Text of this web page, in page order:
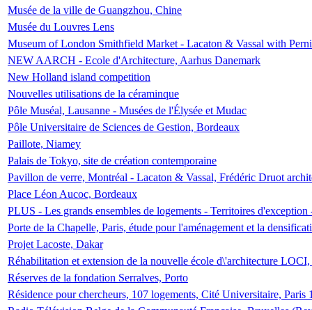
Musée de la ville de Guangzhou, Chine
Musée du Louvres Lens
Museum of London Smithfield Market - Lacaton & Vassal with
NEW AARCH - Ecole d'Architecture, Aarhus Danemark
New Holland island competition
Nouvelles utilisations de la céraminque
Pôle Muséal, Lausanne - Musées de l'Élysée et Mudac
Pôle Universitaire de Sciences de Gestion, Bordeaux
Paillote, Niamey
Palais de Tokyo, site de création contemporaine
Pavillon de verre, Montréal - Lacaton & Vassal, Frédéric Druot
Place Léon Aucoc, Bordeaux
PLUS - Les grands ensembles de logements - Territoires
Porte de la Chapelle, Paris, étude pour l'aménagement et la
Projet Lacoste, Dakar
Réhabilitation et extension de la nouvelle école d\'architecture
Réserves de la fondation Serralves, Porto
Résidence pour chercheurs, 107 logements, Cité Universitaire, Paris